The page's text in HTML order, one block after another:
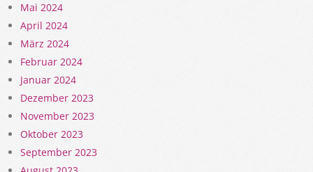
Mai 2024
April 2024
März 2024
Februar 2024
Januar 2024
Dezember 2023
November 2023
Oktober 2023
September 2023